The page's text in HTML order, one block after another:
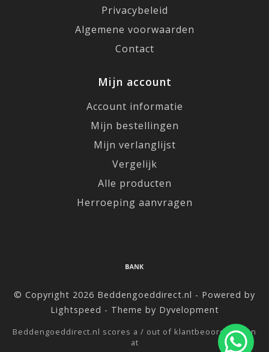
Privacybeleid
Algemene voorwaarden
Contact
Mijn account
Account informatie
Mijn bestellingen
Mijn verlanglijst
Vergelijk
Alle producten
Herroeping aanvragen
© Copyright 2026 Beddengoeddirect.nl - Powered by
Lightspeed - Theme by Dyvelopment
Beddengoeddirect.nl scores a / out of klantbeoordelingen
at